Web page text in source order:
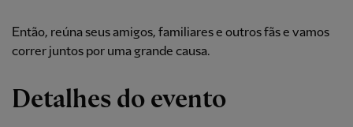
Então, reúna seus amigos, familiares e outros fãs e vamos
correr juntos por uma grande causa.
Detalhes do evento